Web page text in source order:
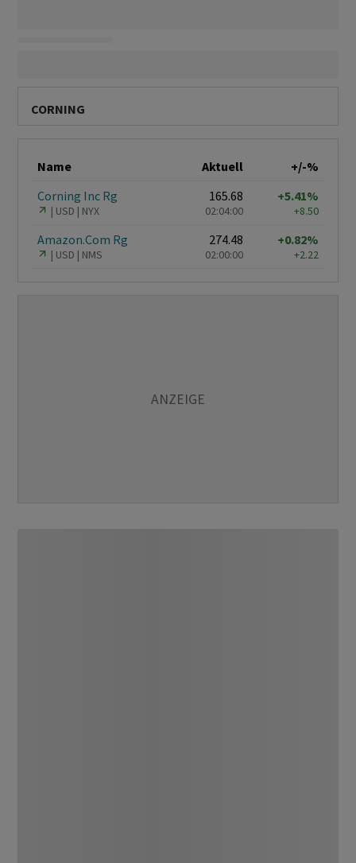
CORNING
Name Aktuell
+/-%
Corning Inc Rg
USD NYX
165.68
02:04:00
+5.41%
+8.50
Amazon.Com Rg
USD NMS
274.48
02:00:00
+0.82%
+2.22